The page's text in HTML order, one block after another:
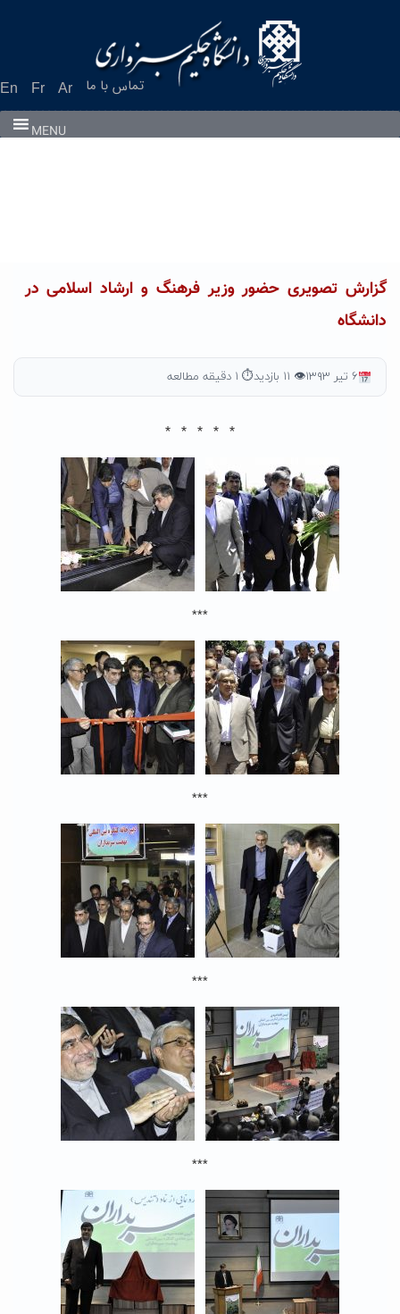
En Fr Ar تماس با ما
MENU
گزارش تصویری حضور وزیر فرهنگ و ارشاد اسلامی در
دانشگاه
۶ تیر ۱۳۹۳ 👁 ۱۱ بازدید ⏱ ۱ دقیقه مطالعه
* * * * *
***
***
***
***